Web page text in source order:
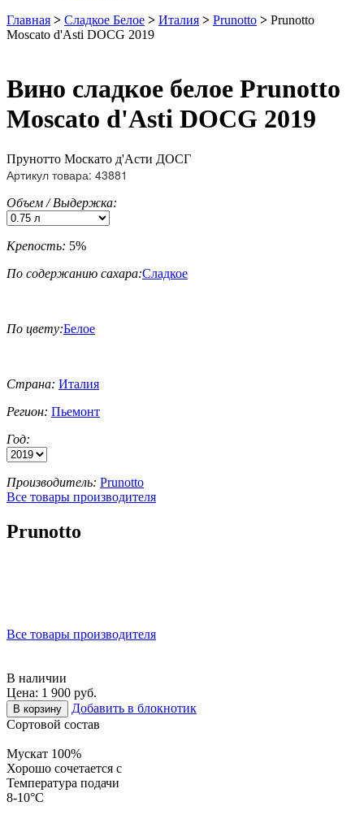
Главная > Сладкое Белое > Италия > Prunotto > Prunotto
Moscato d'Asti DOCG 2019
Вино сладкое белое Prunotto
Moscato d'Asti DOCG 2019
Прунотто Москато д'Асти ДОСГ
Артикул товара: 43881
Объем / Выдержка:
Крепость: 5%
По содержанию сахара:Сладкое
По цвету:Белое
Страна: Италия
Регион: Пьемонт
Год:
Производитель: Prunotto
Все товары производителя
Prunotto
Все товары производителя
В наличии
Цена: 1 900 руб.
В корзину
Добавить в блокнотик
Сортовой состав
Мускат 100%
Хорошо сочетается с
Температура подачи
8-10°C